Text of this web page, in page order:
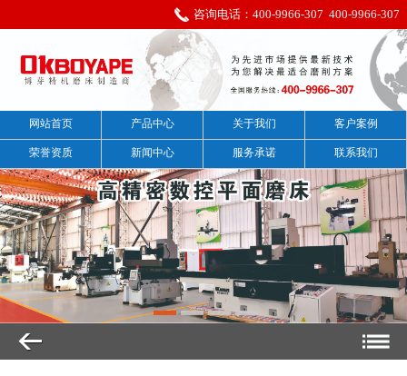
咨询电话： 400-9966-307 400-9966-307
网站首页 产品中心 关于我们 客户案例
荣誉资质 新闻中心 服务承诺 联系我们